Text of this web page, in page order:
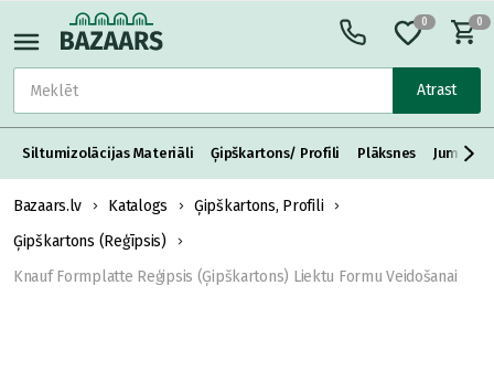
Atrast
0 0
Siltumizolācijas Materiāli Ģipškartons/ Profili Plāksnes Jumta
Bazaars.lv Katalogs
Ģipškartons, Profili
Ģipškartons (Reģīpsis)
Knauf Formplatte Reģipsis (Ģipškartons) Liektu Formu Veidošanai